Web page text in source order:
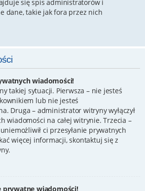
się spis administratorów i
dane, takie jak fora przez nich
wiadomości!
takiej sytuacji. Pierwsza – nie jesteś
lub nie jesteś
Druga – administrator witryny wyłączył
wiadomości na całej witrynie. Trzecia –
ci przesyłanie prywatnych
więcej informacji, skontaktuj się z
prywatne wiadomości!